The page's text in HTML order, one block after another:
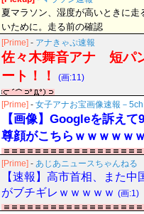
夏マラソン、湿度が高いときに
いために。走る前の確認
[Prime] - アナきゃぷ速報
佐々木舞音アナ 短パ
ート！！
(画:11)
[Prime] - 女子アナお宝画像速報－
【画像】Googleを訴え
尊顔がこちらｗｗｗｗｗｗ
[Prime] - あじあニュースちゃんねる
【速報】高市首相、また
がブチギレｗｗｗｗｗ (画:1)